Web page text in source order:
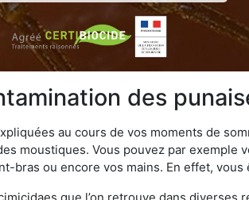
des
au cours de vos moments de
moustiques. Vous pouvez par exemple
bras ou encore vos mains. En effet,